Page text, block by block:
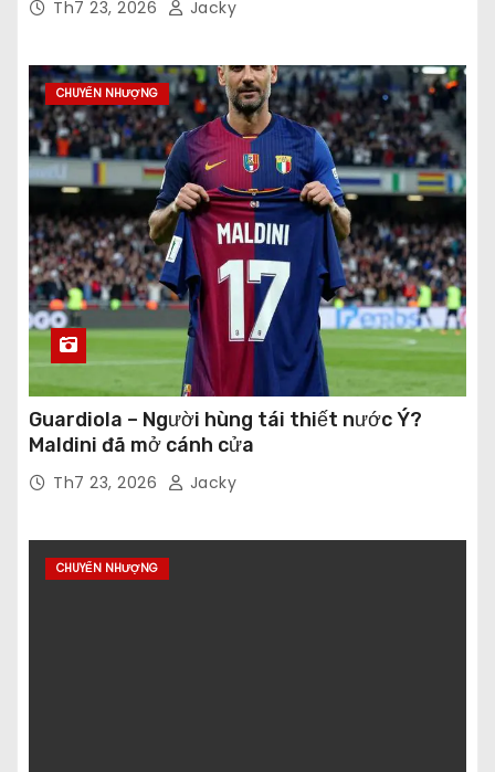
Th7 23, 2026 Jacky
CHUYỂN NHƯỢNG
Guardiola – Người hùng tái thiết nước Ý?
Maldini đã mở cánh cửa
Th7 23, 2026 Jacky
CHUYỂN NHƯỢNG